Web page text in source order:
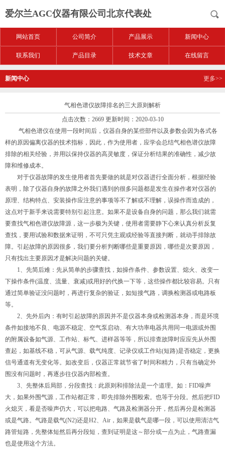
爱尔兰AGC仪器有限公司北京代表处
网站首页 公司简介 产品展示 新闻中心
联系我们 产品目录 技术文章 在线留言
新闻中心 更多>>
气相色谱仪故障排名的三大原则解析
点击次数：2669 更新时间：2020-03-10
气相色谱仪在使用一段时间后，仪器自身的某些部件以及参数会因为各式各
样的原因偏离仪器的技术指标，因此，作为使用者，应学会总结气相色谱仪故障
排除的相关经验，并用以保持仪器的高灵敏度，保证分析结果的准确性，减少故
障和维修成本。
对于仪器故障的发生使用者首先要做的就是对仪器进行全面分析，根据经验
表明，除了仪器自身的故障之外我们遇到的很多问题都是发生在操作者对仪器的
原理、结构特点、安装操作应注意的事项等不了解或不理解，误操作而造成的，
这点对于新手来说需要特别引起注意。如果不是设备自身的问题，那么我们就需
要查找气相色谱仪故障源，这一步极为关键，使用者需要静下心来认真分析反复
查找，要用试验和数据来证明，不可只凭主观或经验等直接判断，就动手排除故
障。引起故障的原因很多，我们要分析判断哪些是重要原因，哪些是次要原因，
只有找出主要原因才是解决问题的关键。
1、先简后难：先从简单的步骤查找，如操作条件、参数设置、熄火、改变一
下操作条件(温度、流量、衰减)或用好的代换一下等，这些操作都比较容易。只有
通过简单验证没问题时，再进行复杂的验证，如短接气路，调换检测器或电路板
等。
2、先外后内：有时引起故障的原因并不是仪器本身或检测器本身，而是环境
条件如接地不良、电源不稳定、空气泵启动、有大功率电器共用同一电源或外围
的附属设备如气源、工作站、标气、进样器等等，所以排查故障时应应先从外围
查起，如基线不稳，可从气源、载气纯度、记录仪或工作站(短路)是否稳定，更换
信号通道有无变化等。如改变后，仪器正常就节省了时间和精力，只有当确定外
围没有问题时，再逐步往仪器内部检查。
3、先整体后局部，分段查找：此原则和排除法是一个道理。如：FID噪声
大，如果外围气源，工作站都正常，即先排除外围殴索。也等于分段。然后把FID
火熄灭，看是否噪声仍大，可以把电路、气路及检测器分开，然后再分是检测器
或是气路。气路是载气(N2)还是H2、Air，如果是载气是哪一段，可以使用清洁气
路管短路，先整体短然后再分段短，查到证明是这～部分或一点为止，气路查漏
也是使用这个方法。